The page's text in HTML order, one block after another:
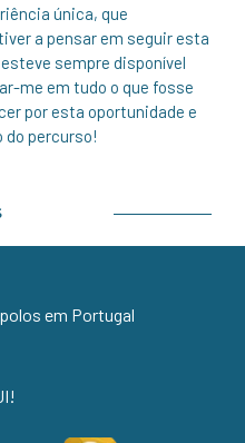
única, que
a pensar em seguir esta
sempre disponível
me em tudo o que fosse
por esta oportunidade e
do percurso!
em Portugal